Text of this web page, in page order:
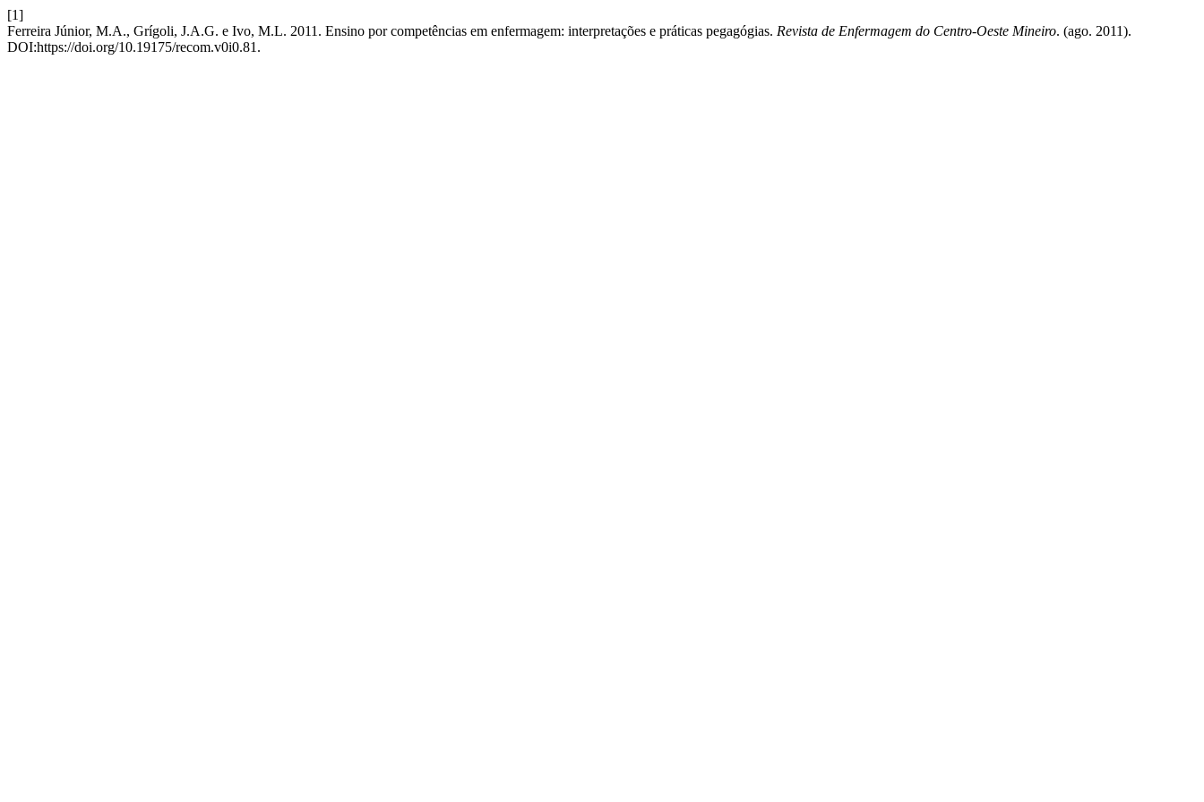
[1]
Ferreira Júnior, M.A., Grígoli, J.A.G. e Ivo, M.L. 2011. Ensino por competências em enfermagem: interpretações e práticas pegagógias. Revista de Enfermagem do Centro-Oeste Mineiro. (ago. 2011).
DOI:https://doi.org/10.19175/recom.v0i0.81.